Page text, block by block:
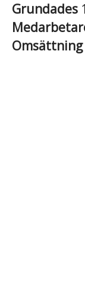
Grundades
Omsättning